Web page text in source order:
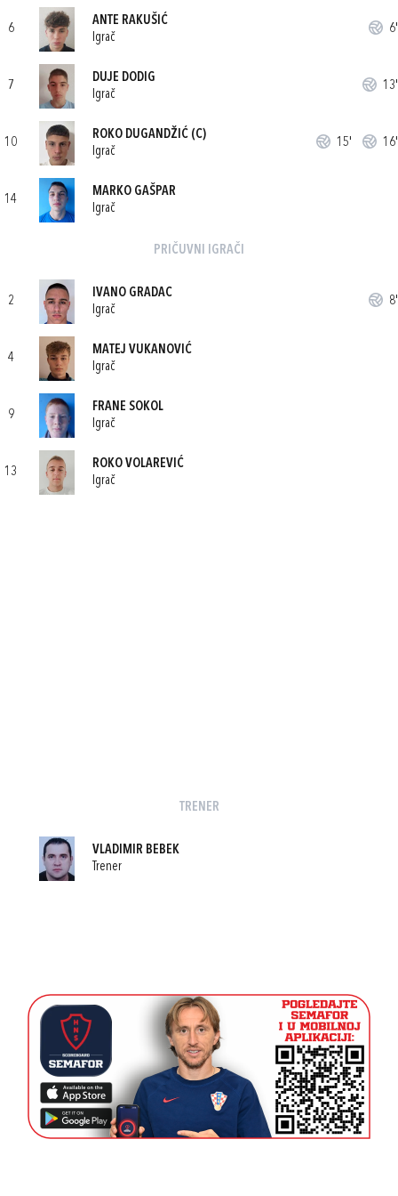
6
ANTE RAKUŠIĆ
Igrač
6'
7
DUJE DODIG
Igrač
13'
10
ROKO DUGANDŽIĆ (C)
Igrač
15' 16'
14
MARKO GAŠPAR
Igrač
PRIČUVNI IGRAČI
2
IVANO GRADAC
Igrač
8'
4
MATEJ VUKANOVIĆ
Igrač
9
FRANE SOKOL
Igrač
13
ROKO VOLAREVIĆ
Igrač
TRENER
VLADIMIR BEBEK
Trener